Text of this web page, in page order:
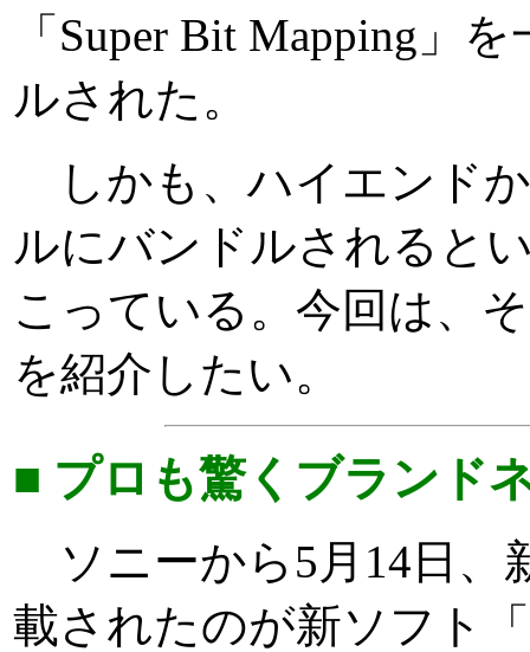
「Super Bit Mapping」
ルされた。
しかも、ハイエンド
ルにバンドルされると
こっている。今回は、
を紹介したい。
■ プロも驚くブランド
ソニーから5月14日、
載されたのが新ソフト